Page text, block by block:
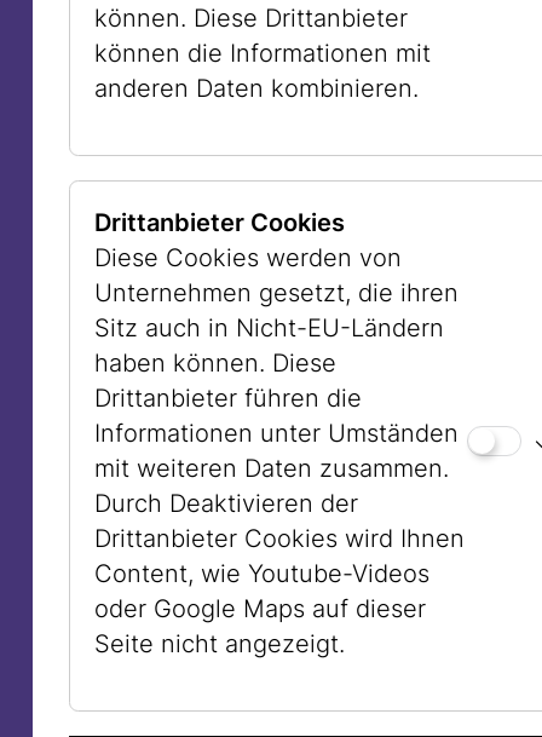
Australiens nach dem antisemitischen
Attentat bei Bondi Beach vom 14.
Dezember 2025 im Zuge einer
Festes. Zwei Islamisten ermordeten
damals 15 Menschen, 43 weitere
wurden schwer verletzt. Es ist in
Australien für Jüdinnen und Juden viel
schwieriger und gefährlicher geworden,
sich offen zu ihrer jüdischen Identität zu
bekennen. Auch in Wien tragen viele
jüdische Männer in der Öffentlichkeit
keine Kippa mehr oder entfernen die
Mesusen von ihren Wohnungstüren.
Das Kunstwerk von Anne Zahalka ist ein
Appell für das Recht, seine jüdische
Identität auch in der Öffentlichkeit
zeigen zu können, und um einen Beitrag
für ein friedliches Zusammenleben aller
www.zahalkaworld.com.au
können. Diese Drittanbieter
können die Informationen mit
anderen Daten kombinieren.
Drittanbieter Cookies
Diese Cookies werden von
Unternehmen gesetzt, die ihren
Sitz auch in Nicht-EU-Ländern
haben können. Diese
Drittanbieter führen die
Informationen unter Umständen
mit weiteren Daten zusammen.
Durch Deaktivieren der
Drittanbieter Cookies wird Ihnen
Content, wie Youtube-Videos
oder Google Maps auf dieser
Seite nicht angezeigt.